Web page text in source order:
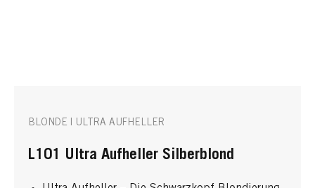
BLONDE | ULTRA AUFHELLER
L101 Ultra Aufheller Silberblond